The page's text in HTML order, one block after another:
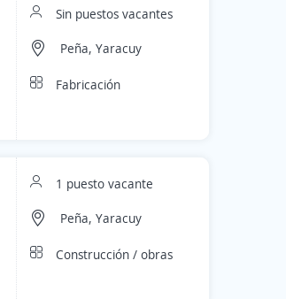
Sin puestos vacantes
Peña, Yaracuy
Fabricación
1 puesto vacante
Peña, Yaracuy
Construcción / obras